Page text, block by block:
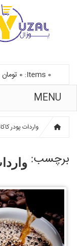
0
Items:
0 تومان
MENU
واردات پودر
برچسب: